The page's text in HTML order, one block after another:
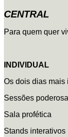
CENTRAL
Para quem quer
INDIVIDUAL
Os dois dias mais
Sessões
Sala profética
Stands interativos